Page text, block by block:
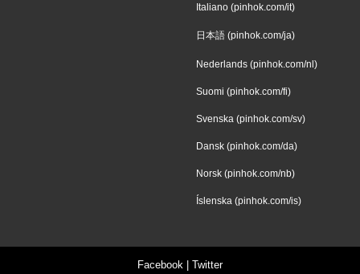
Italiano (pinhok.com/it)
日本語 (pinhok.com/ja)
Nederlands (pinhok.com/nl)
Suomi (pinhok.com/fi)
Svenska (pinhok.com/sv)
Dansk (pinhok.com/da)
Norsk (pinhok.com/nb)
Íslenska (pinhok.com/is)
Facebook | Twitter